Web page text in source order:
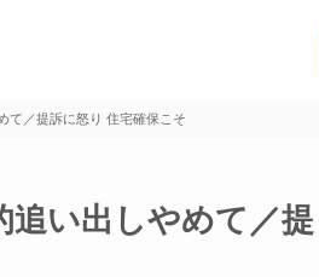
て／提訴に怒り 住宅確保こそ
追い出しやめて／提